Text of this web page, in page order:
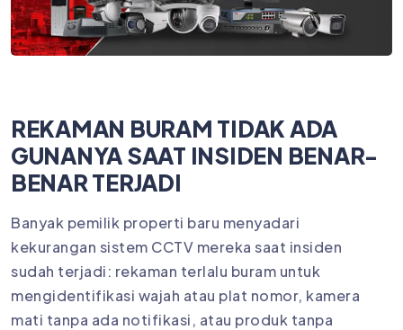
REKAMAN BURAM TIDAK ADA
GUNANYA SAAT INSIDEN BENAR-
BENAR TERJADI
Banyak pemilik properti baru menyadari
kekurangan sistem CCTV mereka saat insiden
sudah terjadi: rekaman terlalu buram untuk
mengidentifikasi wajah atau plat nomor, kamera
mati tanpa ada notifikasi, atau produk tanpa